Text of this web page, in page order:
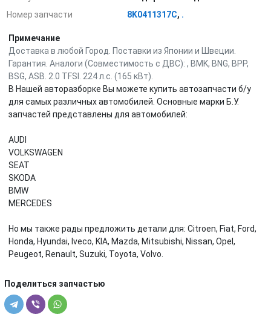
Номер запчасти
8K0411317C, .
Примечание
Доставка в любой Город. Поставки из Японии и Швеции.
Гарантия. Аналоги (Совместимость с ДВС): , BMK, BNG, BPP,
BSG, ASB. 2.0 TFSI. 224 л.с. (165 кВт).
В Нашей авторазборке Вы можете купить автозапчасти б/у
для самых различных автомобилей. Основные марки Б.У.
запчастей представлены для автомобилей:
AUDI
VOLKSWAGEN
SEAT
SKODA
BMW
MERCEDES
Но мы также рады предложить детали для: Citroen, Fiat, Ford,
Honda, Hyundai, Iveco, KIA, Mazda, Mitsubishi, Nissan, Opel,
Peugeot, Renault, Suzuki, Toyota, Volvo.
Поделиться запчастью